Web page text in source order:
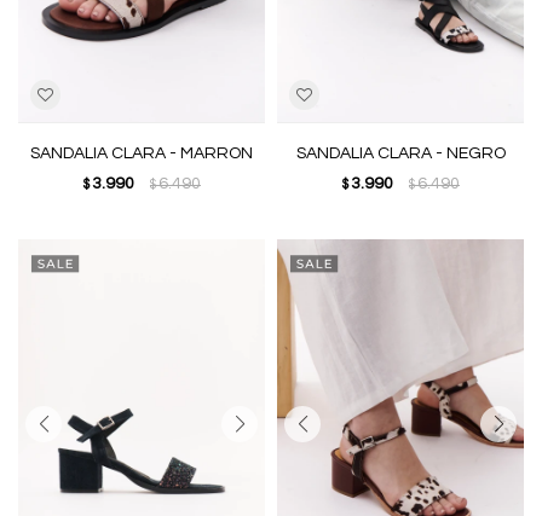
SANDALIA CLARA - MARRON
$ 3.990 $6.490
SANDALIA CLARA - NEGRO
$ 3.990 $6.490